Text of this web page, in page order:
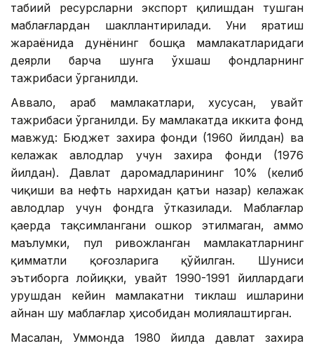
табиий ресурсларни экспорт қилишдан тушган
маблағлардан шакллантирилади. Уни яратиш
жараёнида дунёнинг бошқа мамлакатларидаги
деярли барча шунга ўхшаш фондларнинг
тажрибаси ўрганилди.
Аввало, араб мамлакатлари, хусусан, Қувайт
тажрибаси ўрганилди. Бу мамлакатда иккита фонд
мавжуд: Бюджет захира фонди (1960 йилдан) ва
келажак авлодлар учун захира фонди (1976
йилдан). Давлат даромадларининг 10% (келиб
чиқиши ва нефть нархидан қатъи назар) келажак
авлодлар учун фондга ўтказилади. Маблағлар
қаерда тақсимлангани ошкор этилмаган, аммо
маълумки, пул ривожланган мамлакатларнинг
қимматли қоғозларига қўйилган. Шуниси
эътиборга лойиқки, Қувайт 1990-1991 йиллардаги
урушдан кейин мамлакатни тиклаш ишларини
айнан шу маблағлар ҳисобидан молиялаштирган.
Масалан, Уммонда 1980 йилда давлат захира